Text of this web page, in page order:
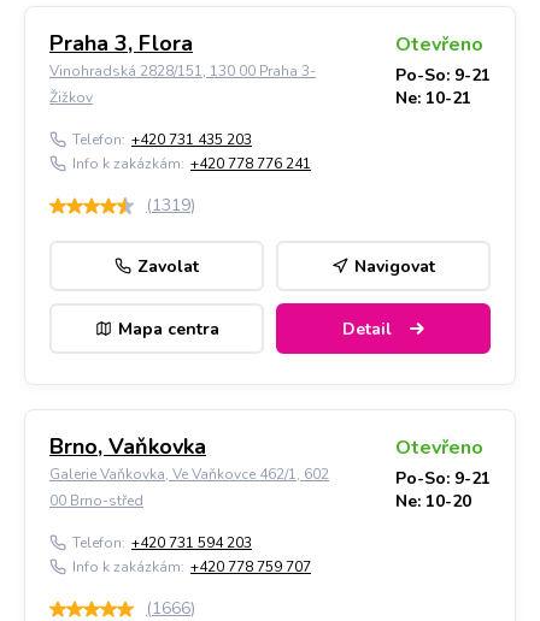
Praha 3, Flora
Vinohradská 2828/151, 130 00 Praha 3-
Žižkov
Otevřeno
Po-So: 9-21
Ne: 10-21
Telefon: +420 731 435 203
Info k zakázkám: +420 778 776 241
(1319)
Zavolat Navigovat
Mapa centra Detail
Brno, Vaňkovka
Galerie Vaňkovka, Ve Vaňkovce 462/1, 602
00 Brno-střed
Otevřeno
Po-So: 9-21
Ne: 10-20
Telefon: +420 731 594 203
Info k zakázkám: +420 778 759 707
(1666)